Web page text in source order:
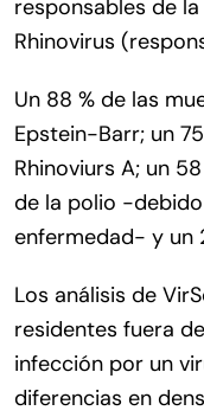
responsables de
Rhinovirus
Un 88 % de las
Epstein-Barr; un
Rhinoviurs A; un
de la polio -
enfermedad- y un
Los análisis de
residentes fuera
infección por un
diferencias en